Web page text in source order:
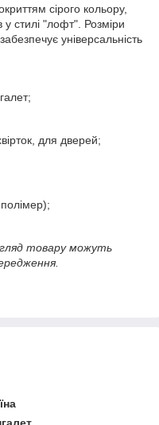
сірого кольору,
у стилі "лофт". Розміри
універсальність
для дверей;
товару можуть